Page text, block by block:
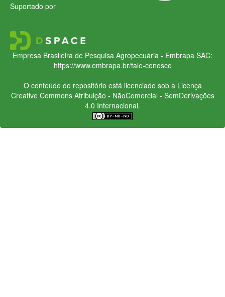
Suportado por
Empresa Brasileira de Pesquisa Agropecuária - Embrapa SAC:
https://www.embrapa.br/fale-conosco
O conteúdo do repositório está licenciado sob a Licença
Creative CommonsAtribuição - NãoComercial - SemDerivações
4.0 Internacional.